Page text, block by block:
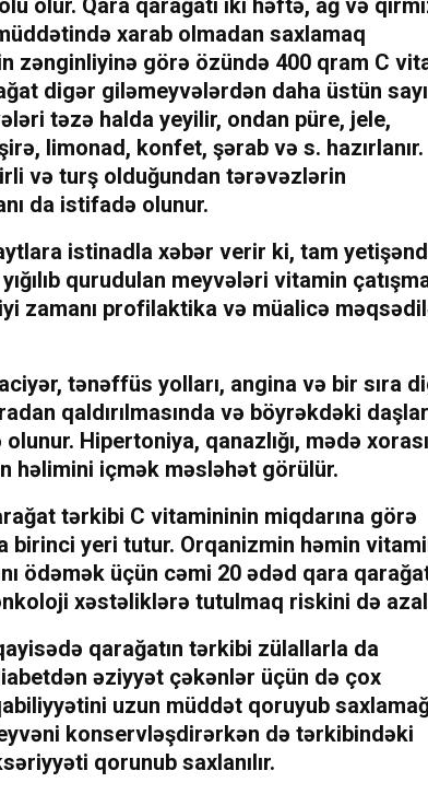
xarab olmadan saxlamaq
zənginliyinə görə özündə 400 qram C
digər giləmeyvələrdən daha üstün
təzə halda yeyilir, ondan püre, jele,
limonad, konfet, şərab və s. hazırlanır.
və turş olduğundan tərəvəzlərin
da istifadə olunur.
istinadla xəbər verir ki, tam
qurudulan meyvələri vitamin
zamanı profilaktika və müalicə
tənəffüs yolları, angina və bir sıra
qaldırılmasında və böyrəkdəki
Hipertoniya, qanazlığı, mədə xorası
həlimini içmək məsləhət görülür.
tərkibi C vitamininin miqdarına görə
birinci yeri tutur. Orqanizmin həmin
ödəmək üçün cəmi 20 ədəd qara
xəstəliklərə tutulmaq riskini də
qarağatın tərkibi zülallarla da
əziyyət çəkənlər üçün də çox
uzun müddət qoruyub
konservləşdirərkən də tərkibindəki
qorunub saxlanılır.